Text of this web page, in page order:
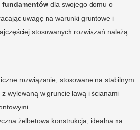
fundamentów dla swojego domu o
uwagę na warunki gruntowe i
stosowanych rozwiązań należą:
rozwiązanie, stosowane na stabilnym
z wylewaną w gruncie ławą i ścianami
żelbetowa konstrukcja, idealna na